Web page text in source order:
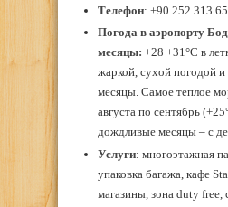
Телефон: +90 252 313
Погода в аэропорту
месяцы: +28 +31°С в
жаркой, сухой погодой
месяцы. Самое теплое
августа по сентябрь
дождливые месяцы – с
Услуги: многоэтажная
упаковка багажа, кафе
магазины, зона duty free,